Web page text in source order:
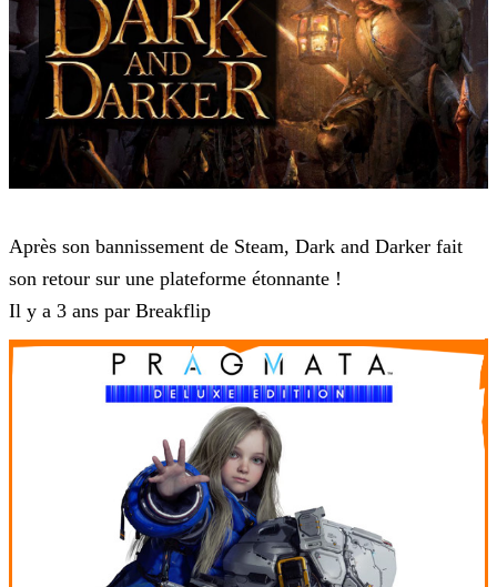
Après son bannissement de Steam, Dark and Darker fait
son retour sur une plateforme étonnante !
Il y a 3 ans par Breakflip